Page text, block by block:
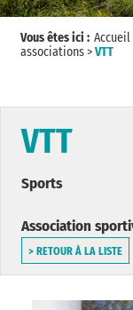
Vous êtes ici : Accueil
associations>VTT
VTT
Sports
Association
> RETOUR À LA LISTE